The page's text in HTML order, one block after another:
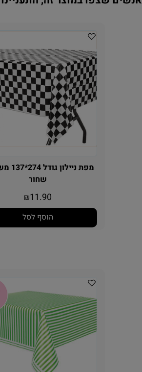
מפת ניילון
שחור
₪11.90
הוסף לסל